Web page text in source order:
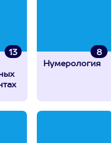
13
8
Нумерология